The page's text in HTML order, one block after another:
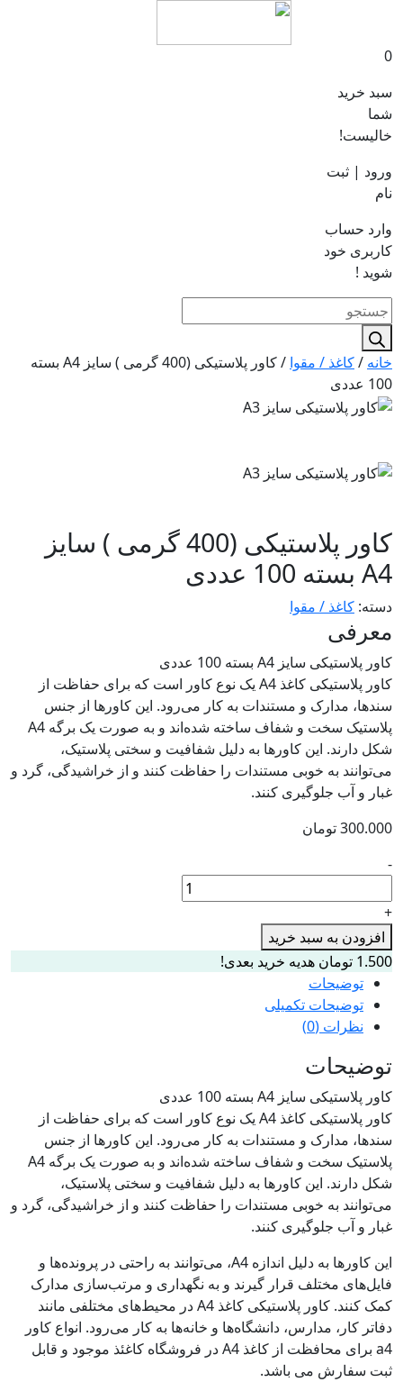
0
سبد خرید
شما
خالیست!
ورود | ثبت
نام
وارد حساب
کاربری خود
شوید !
Products
search
خانه /کاغذ / مقوا
/ کاور پلاستیکی (400 گرمی ) سایز A4 بسته
100 عددی
کاور پلاستیکی (400 گرمی ) سایز
A4 بسته 100 عددی
دسته: کاغذ / مقوا
معرفی
کاور پلاستیکی سایز A4 بسته 100 عددی
کاور پلاستیکی کاغذ A4 یک نوع کاور است که برای حفاظت از
سند‌ها، مدارک و مستندات به کار می‌رود. این کاورها از جنس
پلاستیک سخت و شفاف ساخته شده‌اند و به صورت یک برگه A4
شکل دارند. این کاورها به دلیل شفافیت و سختی پلاستیک،
می‌توانند به خوبی مستندات را حفاظت کنند و از خراشیدگی، گرد و
غبار و آب جلوگیری کنند.
300.000تومان
-
پلاستیکی
(400
گرمی
)
سایز
A4
بسته
100
عددی
عدد
+
افزودن به سبد خرید
1.500 تومان هدیه خرید بعدی!
توضیحات
توضیحات تکمیلی
نظرات (0)
توضیحات
کاور پلاستیکی سایز A4 بسته 100 عددی
کاور پلاستیکی کاغذ A4 یک نوع کاور است که برای حفاظت از
سند‌ها، مدارک و مستندات به کار می‌رود. این کاورها از جنس
پلاستیک سخت و شفاف ساخته شده‌اند و به صورت یک برگه A4
شکل دارند. این کاورها به دلیل شفافیت و سختی پلاستیک،
می‌توانند به خوبی مستندات را حفاظت کنند و از خراشیدگی، گرد و
غبار و آب جلوگیری کنند.
این کاورها به دلیل اندازه A4، می‌توانند به راحتی در پرونده‌ها و
فایل‌های مختلف قرار گیرند و به نگهداری و مرتب‌سازی مدارک
کمک کنند. کاور پلاستیکی کاغذ A4 در محیط‌های مختلفی مانند
دفاتر کار، مدارس، دانشگاه‌ها و خانه‌ها به کار می‌رود. انواع کاور
a4 برای محافظت از کاغذ A4 در فروشگاه کاغئذ موجود و قابل
ثبت سفارش می باشد.